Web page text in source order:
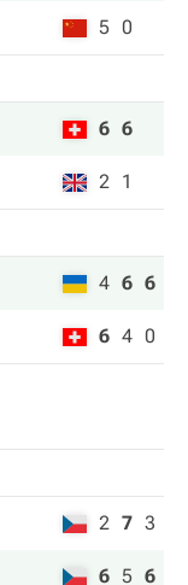
5 0
6 6
2 1
4 6 6
6 4 0
2 7 3
6 5 6